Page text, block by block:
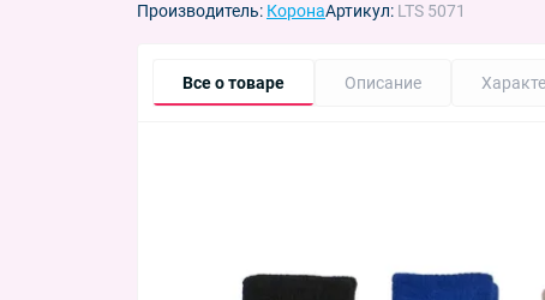
Производитель: КоронаАртикул: LTS 5071
Все о товаре Описание